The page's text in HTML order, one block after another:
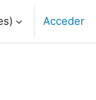
Acceder